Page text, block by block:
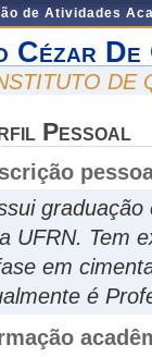
de Atividades
Cézar
DE
Pessoal
UFRN. Tem
em
é